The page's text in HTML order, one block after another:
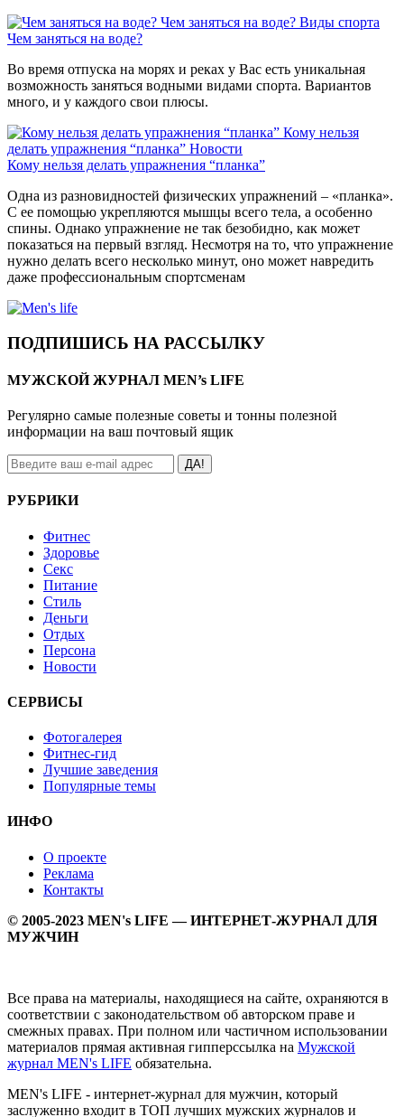
Чем заняться на воде? Виды спорта
Чем заняться на воде?
Во время отпуска на морях и реках у Вас есть уникальная
возможность заняться водными видами спорта. Вариантов
много, и у каждого свои плюсы.
Кому нельзя
делать упражнения “планка” Новости
Кому нельзя делать упражнения “планка”
Одна из разновидностей физических упражнений – «планка».
С ее помощью укрепляются мышцы всего тела, а особенно
спины. Однако упражнение не так безобидно, как может
показаться на первый взгляд. Несмотря на то, что упражнение
нужно делать всего несколько минут, оно может навредить
даже профессиональным спортсменам
ПОДПИШИСЬ НА РАССЫЛКУ
МУЖСКОЙ ЖУРНАЛ MEN’s LIFE
Регулярно самые полезные советы и тонны полезной
информации на ваш почтовый ящик
ДА!
РУБРИКИ
Фитнес
Здоровье
Секс
Питание
Стиль
Деньги
Отдых
Персона
Новости
СЕРВИСЫ
Фотогалерея
Фитнес-гид
Лучшие заведения
Популярные темы
ИНФО
О проекте
Реклама
Контакты
© 2005-2023 MEN's LIFE — ИНТЕРНЕТ-ЖУРНАЛ ДЛЯ
МУЖЧИН
Все права на материалы, находящиеся на сайте, охраняются в
соответствии с законодательством об авторском праве и
смежных правах. При полном или частичном использовании
материалов прямая активная гипперссылка на Мужской
журнал MEN's LIFE обязательна.
MEN's LIFE - интернет-журнал для мужчин, который
заслуженно входит в ТОП лучших мужских журналов и